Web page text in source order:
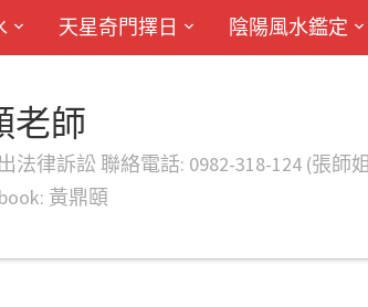
天星奇門擇日 陰陽風水鑑定
老師
訴訟 聯絡電話: 0982-318-124 (張師
黃鼎頤